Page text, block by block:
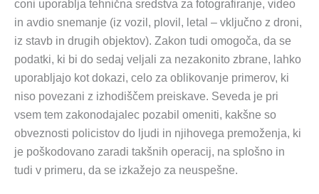
coni uporablja tehnična sredstva za fotografiranje, video
in avdio snemanje (iz vozil, plovil, letal – vključno z droni,
iz stavb in drugih objektov). Zakon tudi omogoča, da se
podatki, ki bi do sedaj veljali za nezakonito zbrane, lahko
uporabljajo kot dokazi, celo za oblikovanje primerov, ki
niso povezani z izhodiščem preiskave. Seveda je pri
vsem tem zakonodajalec pozabil omeniti, kakšne so
obveznosti policistov do ljudi in njihovega premoženja, ki
je poškodovano zaradi takšnih operacij, na splošno in
tudi v primeru, da se izkažejo za neuspešne.